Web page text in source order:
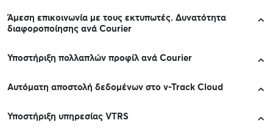
Άμεση επικοινωνία με τους εκτυπωτές. Δυνατότητα
διαφοροποίησης ανά Courier
Υποστήριξη πολλαπλών προφίλ ανά Courier
Αυτόματη αποστολή δεδομένων στο v-Track Cloud
Υποστήριξη υπηρεσίας VTRS